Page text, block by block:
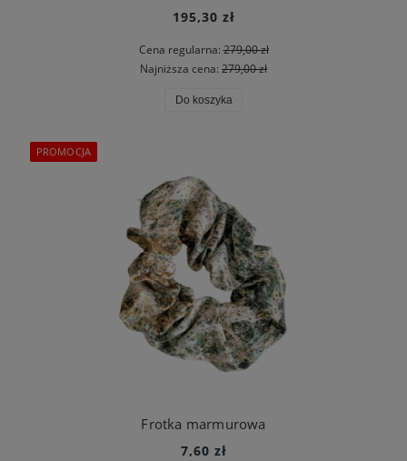
195,30 zł
Cena regularna:279,00 zł
Najniższa cena: 279,00 zł
Do koszyka
Frotka marmurowa
7,60 zł
PROMOCJA